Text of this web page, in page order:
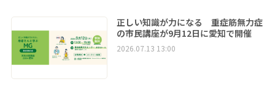
正しい知識が力になる 重症筋無力症
の市民講座が9月12日に愛知で開催
2026.07.13 13:00